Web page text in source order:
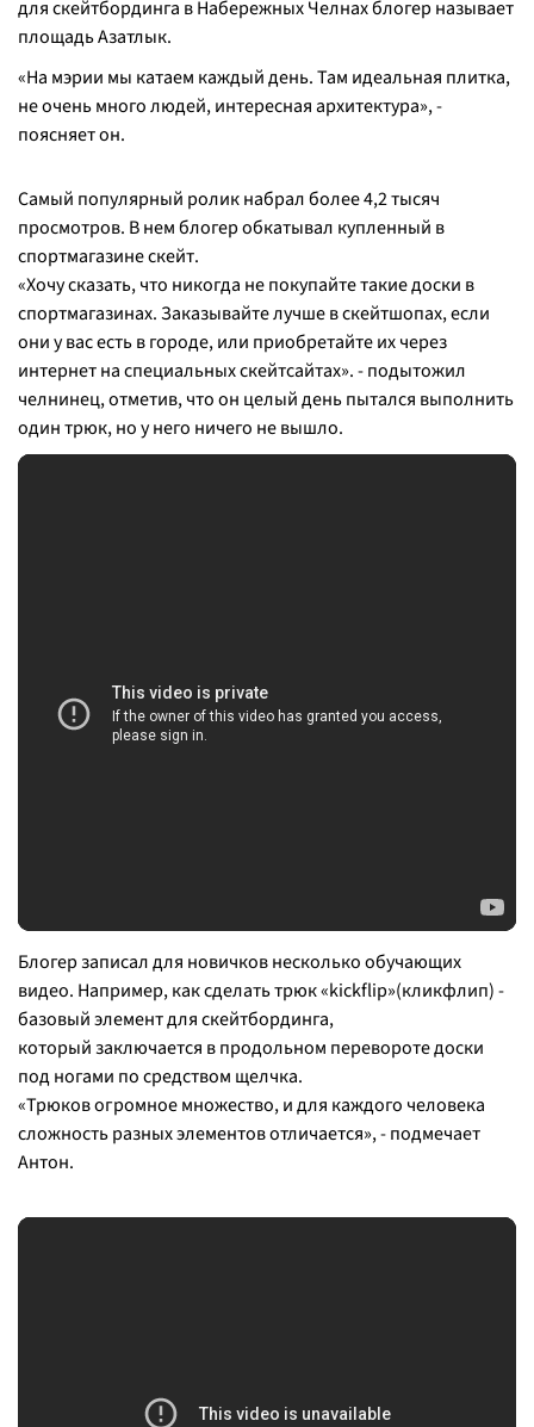
для скейтбординга в Набережных Челнах блогер называет
площадь Азатлык.
«На мэрии мы катаем каждый день. Там идеальная плитка,
не очень много людей, интересная архитектура», -
поясняет он.
Самый популярный ролик набрал более 4,2 тысяч
просмотров. В нем блогер обкатывал купленный в
спортмагазине скейт.
«Хочу сказать, что никогда не покупайте такие доски в
спортмагазинах. Заказывайте лучше в скейтшопах, если
они у вас есть в городе, или приобретайте их через
интернет на специальных скейтсайтах». - подытожил
челнинец, отметив, что он целый день пытался выполнить
один трюк, но у него ничего не вышло.
Блогер записал для новичков несколько обучающих
видео. Например, как сделать трюк «kickflip»(кликфлип) -
базовый элемент для скейтбординга,
который заключается в продольном перевороте доски
под ногами по средством щелчка.
«Трюков огромное множество, и для каждого человека
сложность разных элементов отличается», - подмечает
Антон.